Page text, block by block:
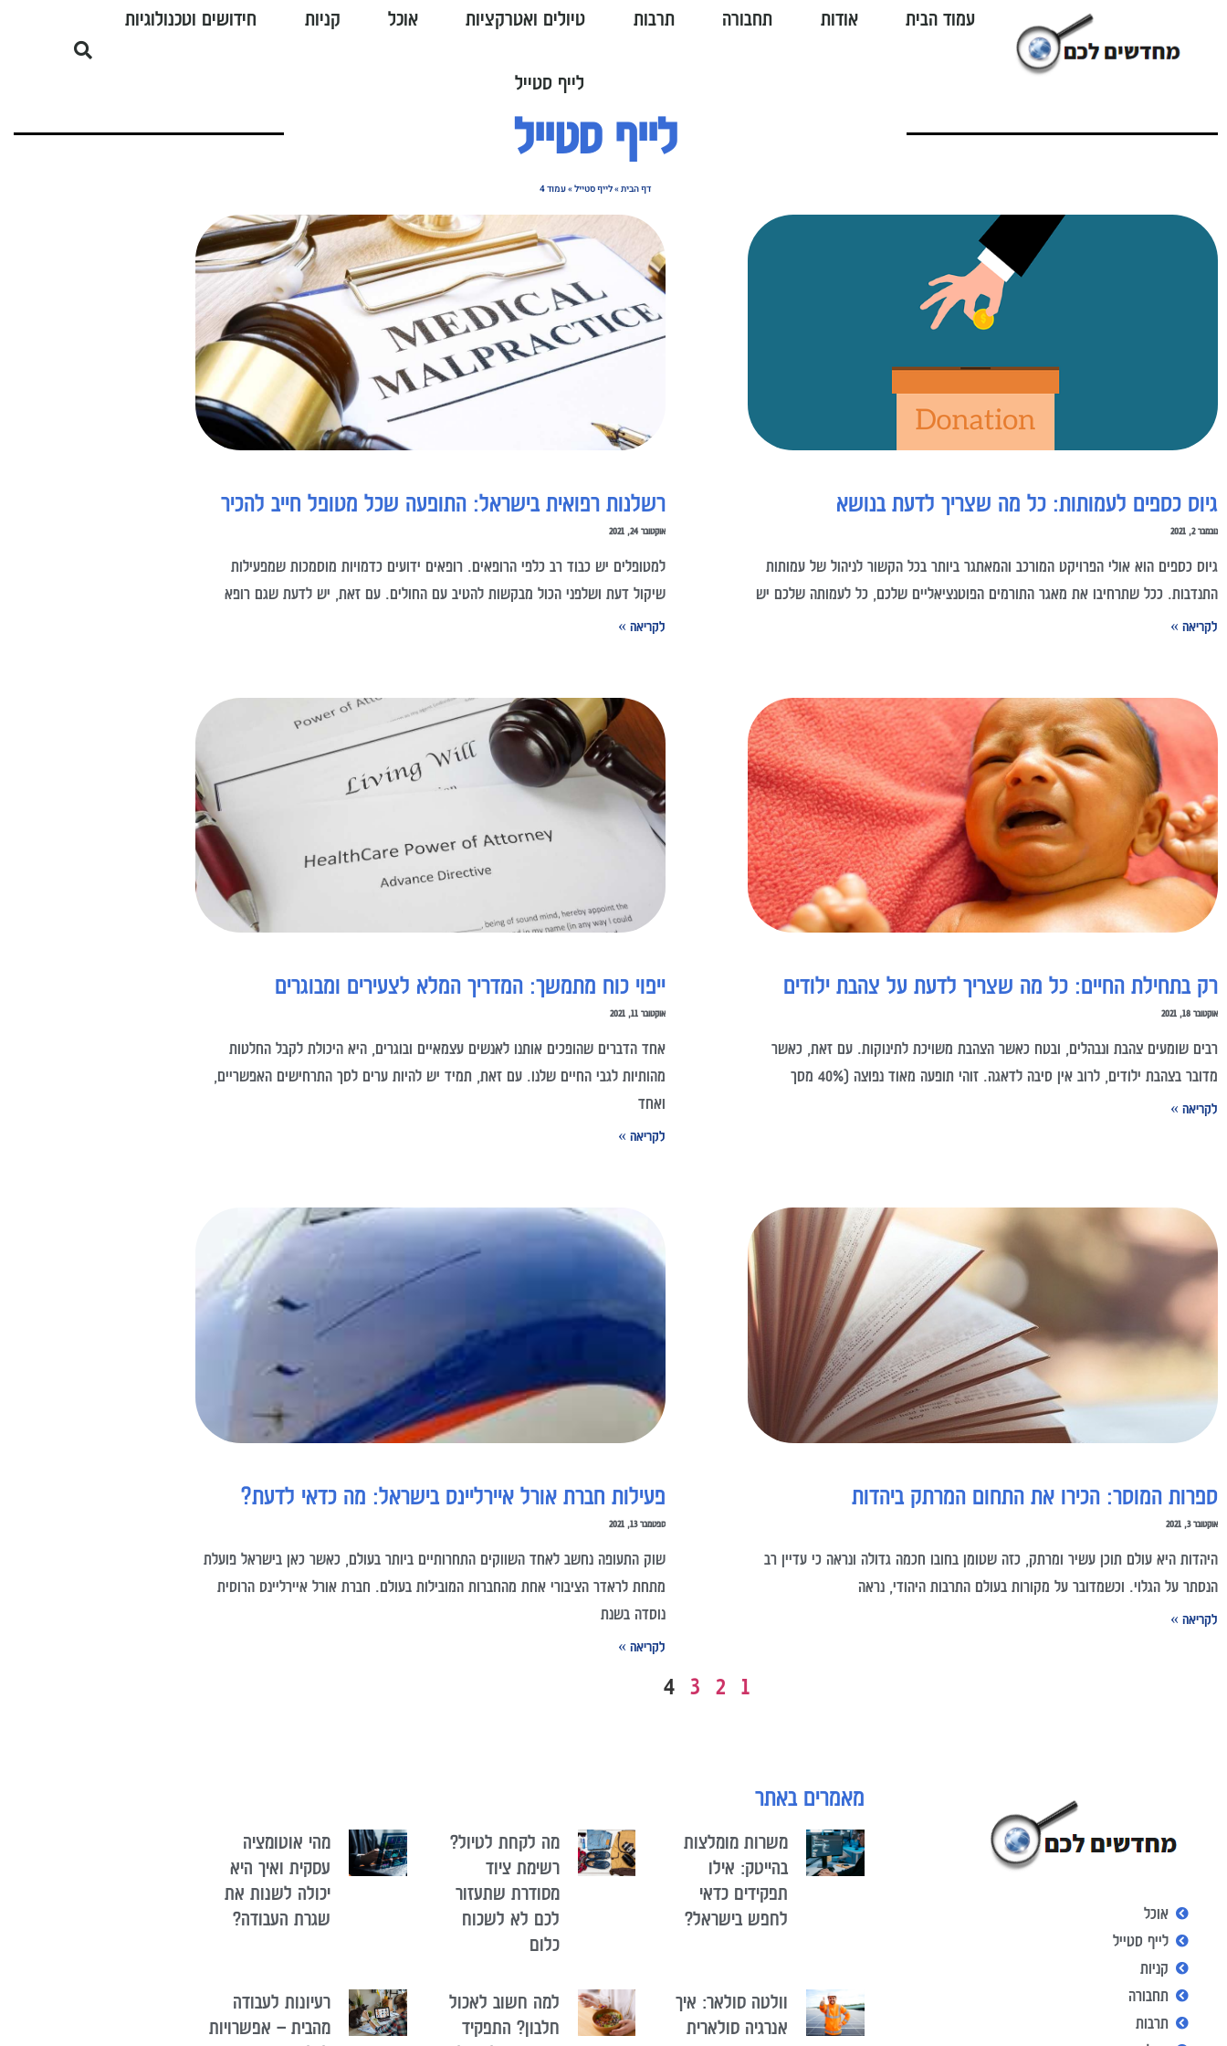
עמוד הבית אודות תחבורה תרבות טיולים ואטרקציות אוכל קניות חידושים וטכנולוגיות
לייף סטייל
לייף סטייל
דף הבית»לייף סטייל»עמוד 4
גיוס כספים לעמותות: כל מה שצריך לדעת בנושא
נובמבר 2, 2021
גיוס כספים הוא אולי הפרויקט המורכב והמאתגר ביותר בכל הקשור לניהול של עמותות
התנדבות. ככל שתרחיבו את מאגר התורמים הפוטנציאליים שלכם, כל לעמותה שלכם יש
לקריאה »
רשלנות רפואית בישראל: התופעה שכל מטופל חייב להכיר
אוקטובר 24, 2021
למטופלים יש כבוד רב כלפי הרופאים. רופאים ידועים כדמויות מוסמכות שמפעילות
שיקול דעת ושלפני הכול מבקשות להטיב עם החולים. עם זאת, יש לדעת שגם רופא
לקריאה »
רק בתחילת החיים: כל מה שצריך לדעת על צהבת ילודים
אוקטובר 18, 2021
רבים שומעים צהבת ונבהלים, ובטח כאשר הצהבת משויכת לתינוקות. עם זאת, כאשר
מדובר בצהבת ילודים, לרוב אין סיבה לדאגה. זוהי תופעה מאוד נפוצה (40% מסך
לקריאה »
ייפוי כוח מתמשך: המדריך המלא לצעירים ומבוגרים
אוקטובר 11, 2021
אחד הדברים שהופכים אותנו לאנשים עצמאיים ובוגרים, היא היכולת לקבל החלטות
מהותיות לגבי החיים שלנו. עם זאת, תמיד יש להיות ערים לסך התרחישים האפשריים,
ואחד
לקריאה »
ספרות המוסר: הכירו את התחום המרתק ביהדות
אוקטובר 3, 2021
היהדות היא עולם תוכן עשיר ומרתק, כזה שטומן בחובו חכמה גדולה ונראה כי עדיין רב
הנסתר על הגלוי. וכשמדובר על מקורות בעולם התרבות היהודי, נראה
לקריאה »
פעילות חברת אורל איירליינס בישראל: מה כדאי לדעת?
ספטמבר 13, 2021
שוק התעופה נחשב לאחד השווקים התחרותיים ביותר בעולם, כאשר כאן בישראל פועלת
מתחת לראדר הציבורי אחת מהחברות המובילות בעולם. חברת אורל איירליינס הרוסית
נוסדה בשנת
לקריאה »
1
2
3
4
אוכל
לייף סטייל
קניות
תחבורה
תרבות
מאמרים באתר
משרות מומלצות
בהייטק: אילו
תפקידים כדאי
לחפש בישראל?
מה לקחת לטיול?
רשימת ציוד
מסודרת שתעזור
לכם לא לשכוח
כלום
מהי אוטומציה
עסקית ואיך היא
יכולה לשנות את
שגרת העבודה?
וולטה סולאר: איך
אנרגיה סולארית
למה חשוב לאכול
חלבון? התפקיד
רעיונות לעבודה
מהבית – אפשרויות